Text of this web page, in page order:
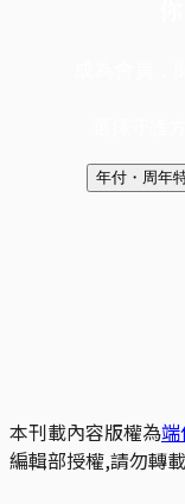
年付・周年
本刊載內容版權為
編輯部授權,請勿轉